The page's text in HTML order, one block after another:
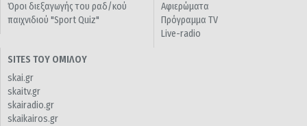
Όροι διεξαγωγής του ραδ/κού
παιχνιδιού "Sport Quiz"
Αφιερώματα
Πρόγραμμα TV
Live-radio
SITES ΤΟΥ ΟΜΙΛΟΥ
skai.gr
skaitv.gr
skairadio.gr
skaikairos.gr